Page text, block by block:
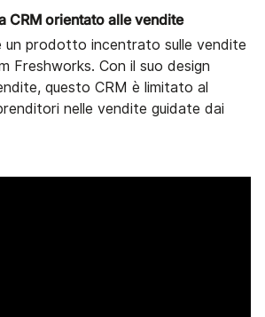
CRM orientato alle vendite
un prodotto incentrato sulle vendite
Freshworks. Con il suo design
questo CRM è limitato al
nelle vendite guidate dai